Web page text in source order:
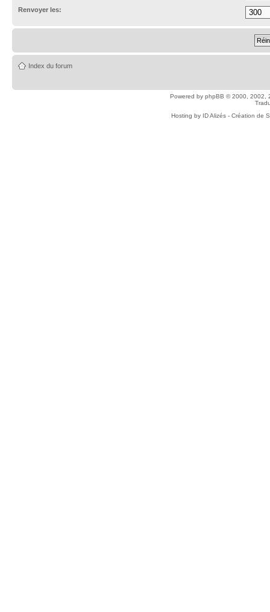
Renvoyer les:
Index du forum
Powered by phpBB © 2000, 2002,
Hosting by ID Alizés - Création de